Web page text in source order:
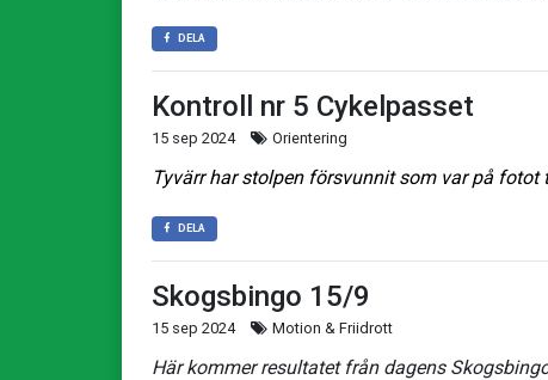
DELA
Kontroll nr 5 Cykelpasset
15 sep 2024 Orientering
Tyvärr har stolpen försvunnit som var på
DELA
Skogsbingo 15/9
15 sep 2024 Motion & Friidrott
Här kommer resultatet från dagens